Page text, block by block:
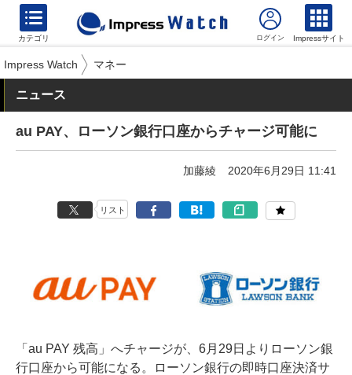
カテゴリ Impressサイト
Impress Watch マネー
ニュース
au PAY、ローソン銀行口座からチャージ可能に
加藤綾 2020年6月29日 11:41
リスト
「au PAY 残高」へチャージが、6月29日よりローソン銀
行口座から可能になる。ローソン銀行の即時口座決済サ